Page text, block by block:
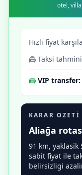
otel,
Hızlı fiyat
Taksi
VIP transfer:
KARAR OZETI
Aliağa
91 km, yaklasik
sabit fiyat ile
belirsizligi